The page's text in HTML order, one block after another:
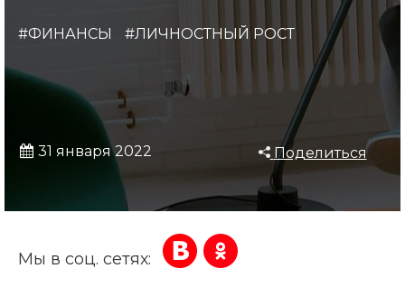
#ФИНАНСЫ #ЛИЧНОСТНЫЙ РОСТ
31 января 2022 Поделиться
Мы в соц. сетях: